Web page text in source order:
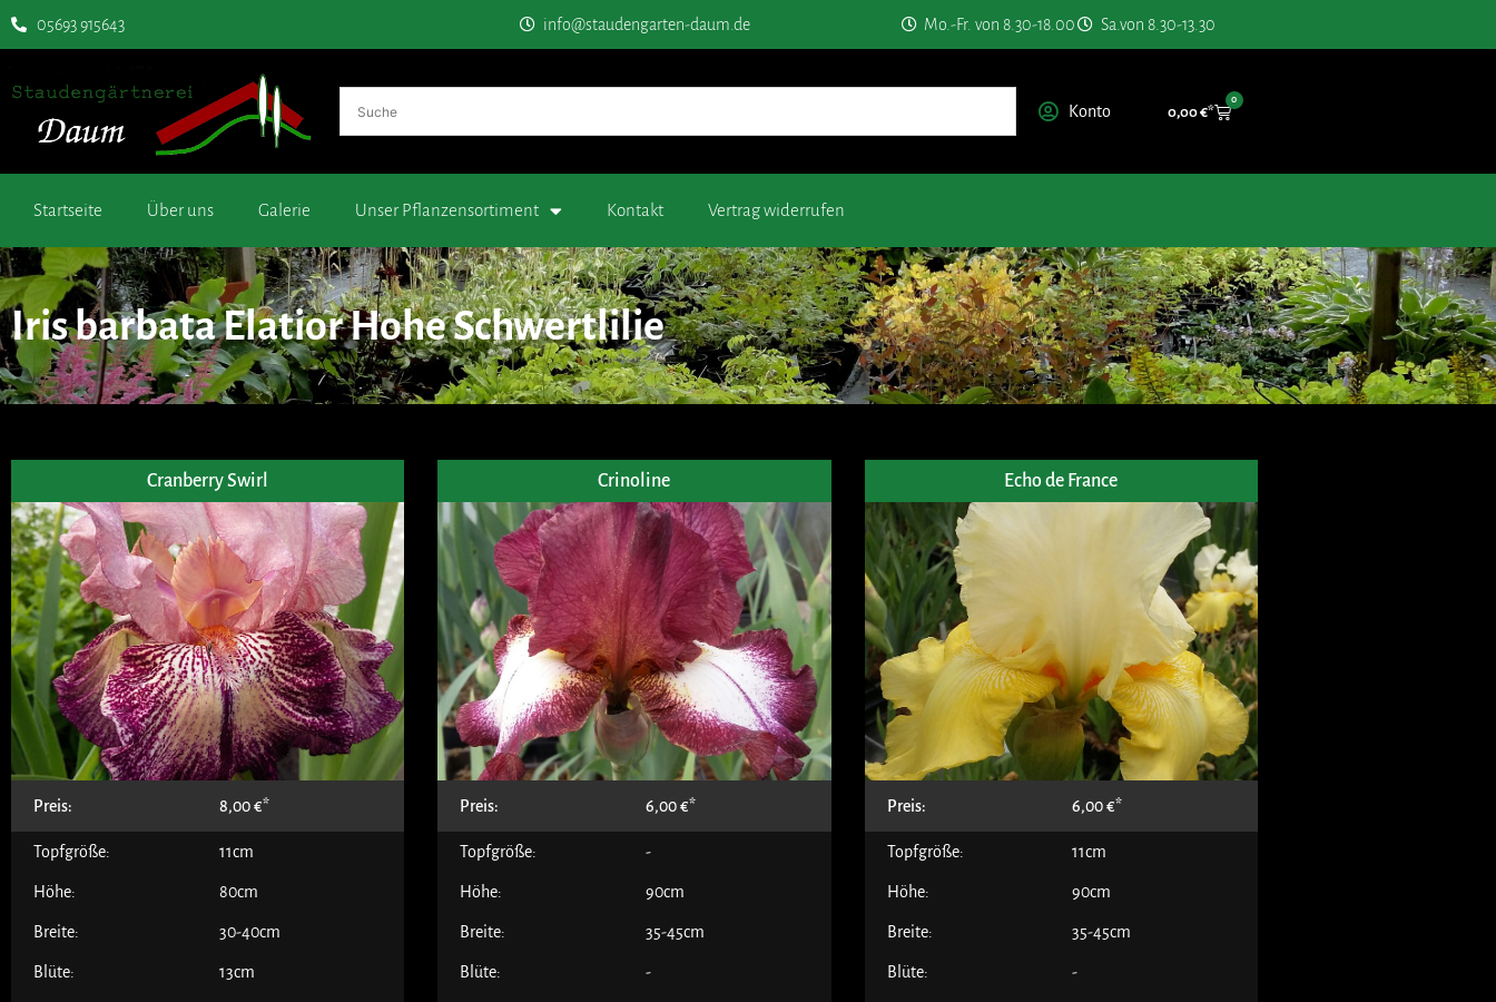
05693 915643 info@staudengarten-daum.de Mo.-Fr. von 8.30-18.00 Sa.von 8.30-13.30
Konto 0,00€
0
Startseite Über uns Galerie Unser Pflanzensortiment Kontakt Vertrag widerrufen
Iris barbata Elatior Hohe Schwertlilie
Cranberry Swirl
Preis: 8,00€
Topfgröße: 11cm
Höhe: 80cm
Breite: 30-40cm
Blüte: 13cm
Crinoline
Preis: 6,00€
Topfgröße: -
Höhe: 90cm
Breite: 35-45cm
Blüte: -
Echo de France
Preis: 6,00€
Topfgröße: 11cm
Höhe: 90cm
Breite: 35-45cm
Blüte: -